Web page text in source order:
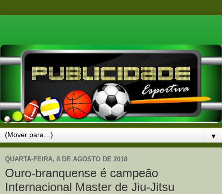
▼
QUARTA-FEIRA, 8 DE AGOSTO DE 2018
Ouro-branquense é campeão
Internacional Master de Jiu-Jitsu